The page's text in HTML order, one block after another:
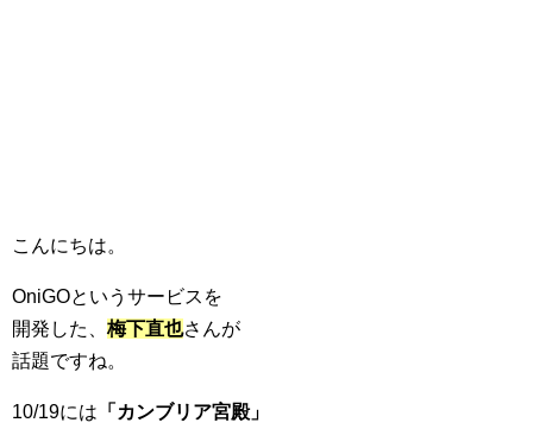
こんにちは。
OniGOというサービスを
開発した、 梅下直也さんが
話題ですね。
10/19には 「カンブリア宮殿」